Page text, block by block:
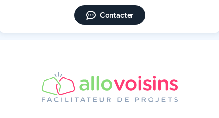
Contacter